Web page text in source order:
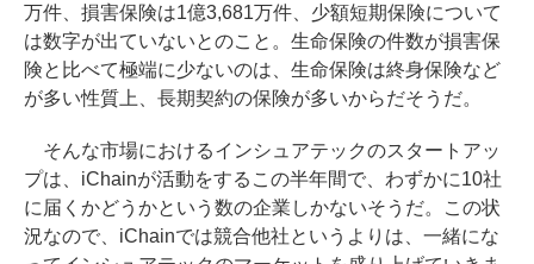
万件、損害保険は1億3,681万件、少額短期保険について
は数字が出ていないとのこと。生命保険の件数が損害保
険と比べて極端に少ないのは、生命保険は終身保険など
が多い性質上、長期契約の保険が多いからだそうだ。
そんな市場におけるインシュアテックのスタートアッ
プは、iChainが活動をするこの半年間で、わずかに10社
に届くかどうかという数の企業しかないそうだ。この状
況なので、iChainでは競合他社というよりは、一緒にな